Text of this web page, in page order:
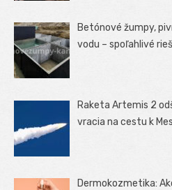
Betónové žumpy,
vodu – spoľahlivé
Raketa Artemis 2
vracia na cestu k
Dermokozmetika: